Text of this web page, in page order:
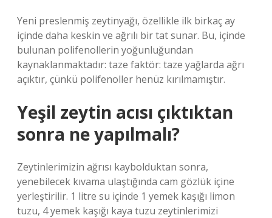
Yeni preslenmiş zeytinyağı, özellikle ilk birkaç ay
içinde daha keskin ve ağrılı bir tat sunar. Bu, içinde
bulunan polifenollerin yoğunluğundan
kaynaklanmaktadır: taze faktör: taze yağlarda ağrı
açıktır, çünkü polifenoller henüz kırılmamıştır.
Yeşil zeytin acısı çıktıktan
sonra ne yapılmalı?
Zeytinlerimizin ağrısı kaybolduktan sonra,
yenebilecek kıvama ulaştığında cam gözlük içine
yerleştirilir. 1 litre su içinde 1 yemek kaşığı limon
tuzu, 4 yemek kaşığı kaya tuzu zeytinlerimizi